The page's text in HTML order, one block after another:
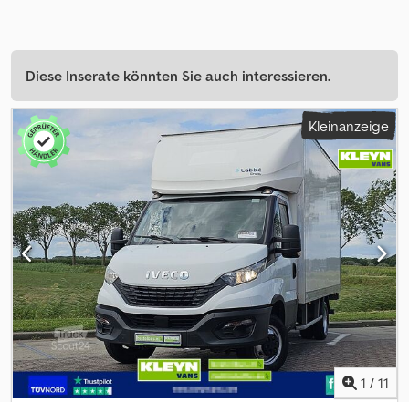
Diese Inserate könnten Sie auch interessieren.
Kleinanzeige
1 / 11